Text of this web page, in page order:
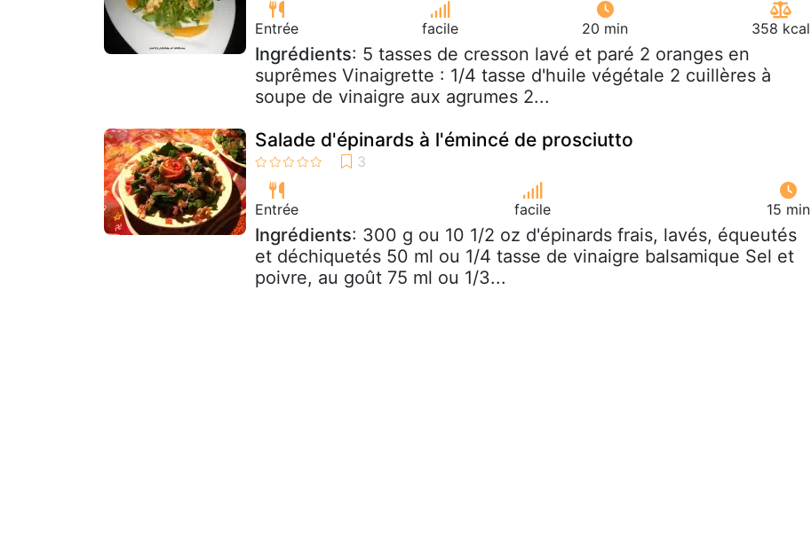
Entrée facile 20 min 358 kcal
Ingrédients: 5 tasses de cresson lavé et paré 2 oranges en
suprêmes Vinaigrette : 1/4 tasse d'huile végétale 2 cuillères à
soupe de vinaigre aux agrumes 2...
Salade d'épinards à l'émincé de prosciutto
Entrée facile 15 min
Ingrédients: 300 g ou 10 1/2 oz d'épinards frais, lavés, équeutés
et déchiquetés 50 ml ou 1/4 tasse de vinaigre balsamique Sel et
poivre, au goût 75 ml ou 1/3...